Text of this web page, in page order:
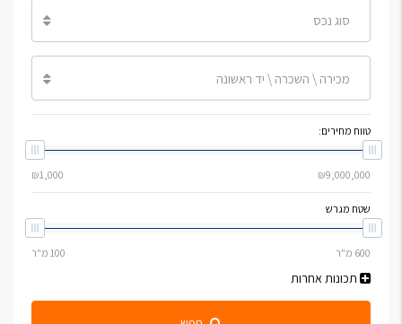
סוג נכס
מכירה \ השכרה \ יד ראשונה
טווח מחירים:
שטח מגרש
תכונות אחרות